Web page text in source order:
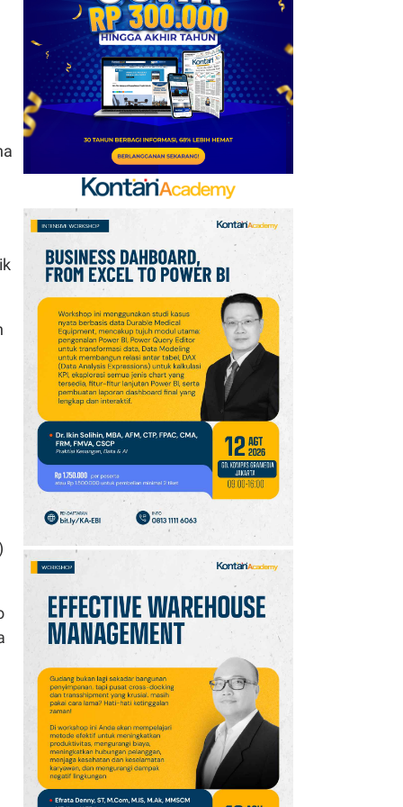
Ini Daftar Pihak yang
Menentang Gianni
Infantino
7
Krisis Migrasi Ancam
Status Maroko sebagai
Tuan Rumah Piala Dunia
2030
8
Promo Super Hemat
Indomaret 6–19 Agustus
2026, Diskon Kebutuhan
Rumah hingga 40%
Jadwal Persija vs Arema
FC Perebutan Juara 3
Piala Presiden 2026,
Kick-off Sore Ini
10 Intip Prakiraan Cuaca
Sumsel Kamis (6/8):
Hujan Ringan
Mendominasi, Siapkan
Payung!